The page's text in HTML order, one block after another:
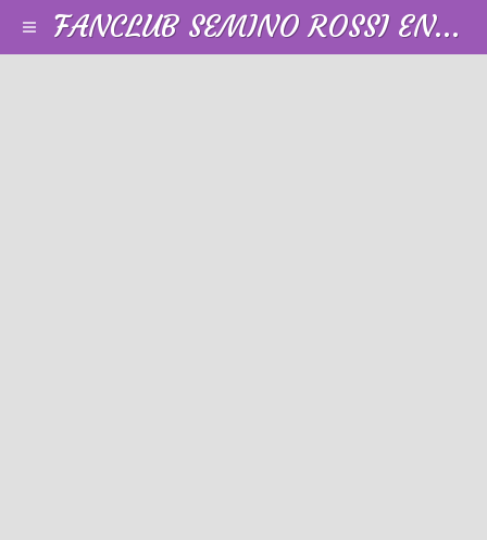
FANCLUB SEMINO ROSSI EN FRANCE